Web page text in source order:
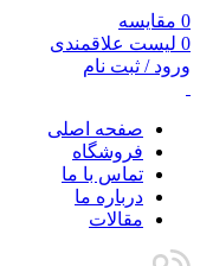
0 مقایسه
0 لیست علاقمندی
ورود / ثبت نام
صفحه اصلی
فروشگاه
تماس با ما
درباره ما
مقالات